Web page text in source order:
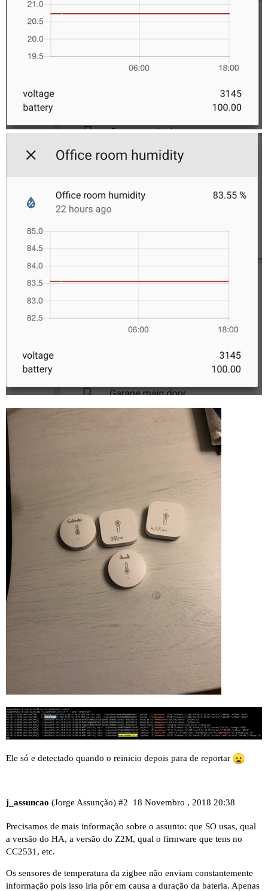
Ele só e detectado quando o reinicio depois para de reportar
j_assuncao (Jorge Assunção) 18 Novembro , 2018 20:38
#2
Precisamos de mais informação sobre o assunto: que SO usas, qual
a versão do HA, a versão do Z2M, qual o firmware que tens no
CC2531, etc.
Os sensores de temperatura da zigbee não enviam constantemente
informação pois isso iria pôr em causa a duração da bateria. Apenas